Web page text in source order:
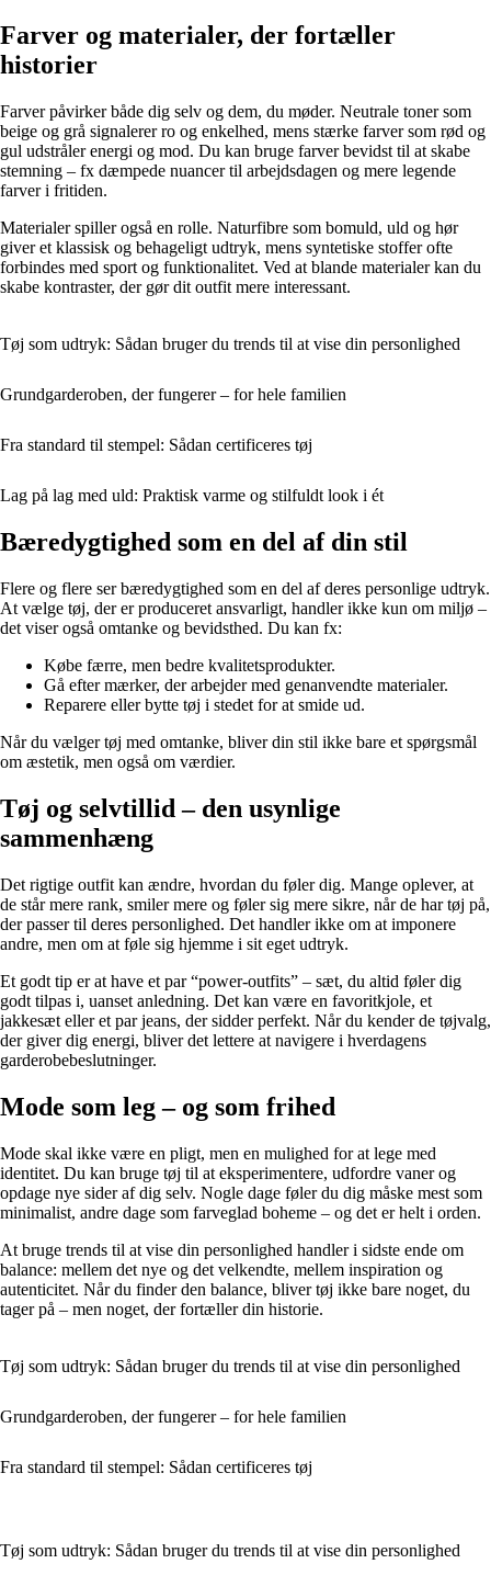
Farver og materialer, der fortæller
historier
Farver påvirker både dig selv og dem, du møder. Neutrale toner som
beige og grå signalerer ro og enkelhed, mens stærke farver som rød og
gul udstråler energi og mod. Du kan bruge farver bevidst til at skabe
stemning – fx dæmpede nuancer til arbejdsdagen og mere legende
farver i fritiden.
Materialer spiller også en rolle. Naturfibre som bomuld, uld og hør
giver et klassisk og behageligt udtryk, mens syntetiske stoffer ofte
forbindes med sport og funktionalitet. Ved at blande materialer kan du
skabe kontraster, der gør dit outfit mere interessant.
Tøj som udtryk: Sådan bruger du trends til at vise din personlighed
Grundgarderoben, der fungerer – for hele familien
Fra standard til stempel: Sådan certificeres tøj
Lag på lag med uld: Praktisk varme og stilfuldt look i ét
Bæredygtighed som en del af din stil
Flere og flere ser bæredygtighed som en del af deres personlige udtryk.
At vælge tøj, der er produceret ansvarligt, handler ikke kun om miljø –
det viser også omtanke og bevidsthed. Du kan fx:
Købe færre, men bedre kvalitetsprodukter.
Gå efter mærker, der arbejder med genanvendte materialer.
Reparere eller bytte tøj i stedet for at smide ud.
Når du vælger tøj med omtanke, bliver din stil ikke bare et spørgsmål
om æstetik, men også om værdier.
Tøj og selvtillid – den usynlige
sammenhæng
Det rigtige outfit kan ændre, hvordan du føler dig. Mange oplever, at
de står mere rank, smiler mere og føler sig mere sikre, når de har tøj på,
der passer til deres personlighed. Det handler ikke om at imponere
andre, men om at føle sig hjemme i sit eget udtryk.
Et godt tip er at have et par “power-outfits” – sæt, du altid føler dig
godt tilpas i, uanset anledning. Det kan være en favoritkjole, et
jakkesæt eller et par jeans, der sidder perfekt. Når du kender de tøjvalg,
der giver dig energi, bliver det lettere at navigere i hverdagens
garderobebeslutninger.
Mode som leg – og som frihed
Mode skal ikke være en pligt, men en mulighed for at lege med
identitet. Du kan bruge tøj til at eksperimentere, udfordre vaner og
opdage nye sider af dig selv. Nogle dage føler du dig måske mest som
minimalist, andre dage som farveglad boheme – og det er helt i orden.
At bruge trends til at vise din personlighed handler i sidste ende om
balance: mellem det nye og det velkendte, mellem inspiration og
autenticitet. Når du finder den balance, bliver tøj ikke bare noget, du
tager på – men noget, der fortæller din historie.
Tøj som udtryk: Sådan bruger du trends til at vise din personlighed
Grundgarderoben, der fungerer – for hele familien
Fra standard til stempel: Sådan certificeres tøj
Tøj som udtryk: Sådan bruger du trends til at vise din personlighed